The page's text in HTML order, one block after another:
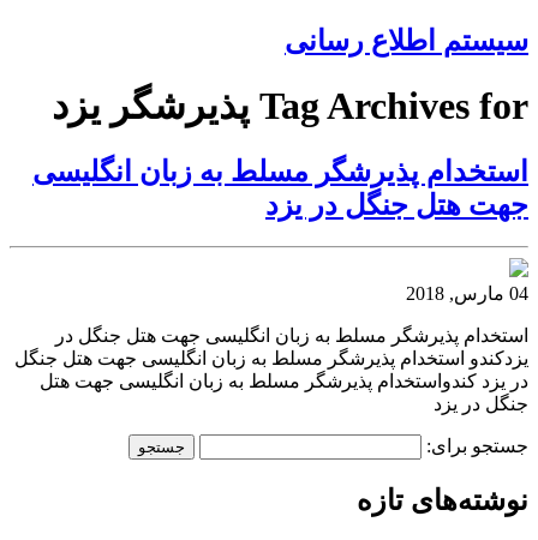
سیستم اطلاع رسانی
Tag Archives for پذیرشگر یزد
استخدام پذیرشگر مسلط به زبان انگلیسی
جهت هتل جنگل در یزد
04 مارس, 2018
استخدام پذیرشگر مسلط به زبان انگلیسی جهت هتل جنگل در
یزدکندو استخدام پذیرشگر مسلط به زبان انگلیسی جهت هتل جنگل
در یزد کندواستخدام پذیرشگر مسلط به زبان انگلیسی جهت هتل
جنگل در یزد
جستجو برای:
نوشته‌های تازه